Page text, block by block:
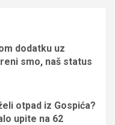
dodatku uz
smo, naš status
otpad iz Gospića?
upite na 62